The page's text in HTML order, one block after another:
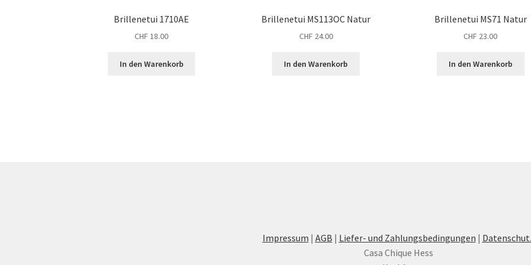
Brillenetui 1710AE
CHF 18.00
In den Warenkorb
Brillenetui MS113OC Natur
CHF 24.00
In den Warenkorb
Brillenetui MS71 Natur
CHF 23.00
In den Warenkorb
Impressum | AGB | Liefer- und Zahlungsbedingungen |
Casa Chique Hess